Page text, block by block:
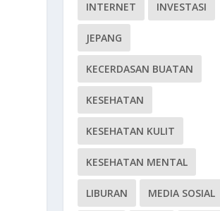
INTERNET INVESTASI
JEPANG
KECERDASAN BUATAN
KESEHATAN
KESEHATAN KULIT
KESEHATAN MENTAL
LIBURAN MEDIA SOSIAL